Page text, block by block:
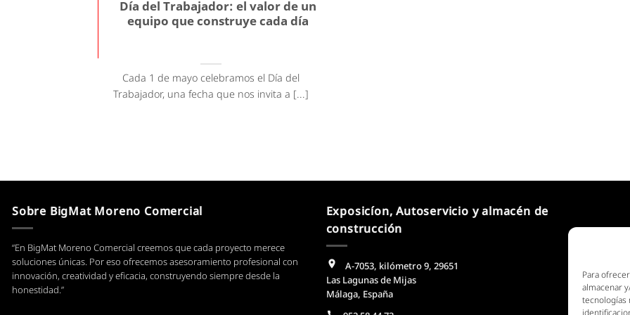
Para
almacenar
tecnologías
Día del Trabajador: el valor de un
equipo que construye cada día
Cada 1 de mayo celebramos el Día del
Trabajador, una fecha que nos invita a [...]
Sobre BigMat Moreno Comercial
“En BigMat Moreno Comercial creemos que cada proyecto merece
soluciones únicas. Por eso ofrecemos asesoramiento profesional con
innovación, creatividad y eficacia, construyendo siempre desde la
honestidad.”
Exposicíon, Autoservicio y almacén de
construcción
A-7053, kilómetro 9, 29651
Las Lagunas de Mijas
Málaga, España